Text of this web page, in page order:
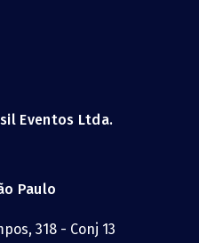
Eventos Ltda.
Paulo
318 - Conj 13